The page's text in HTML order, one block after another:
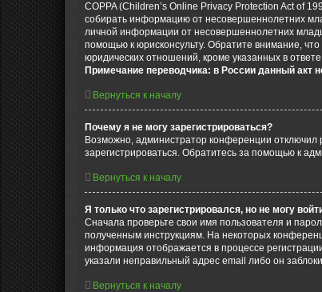
COPPA (Children’s Online Privacy Protection Act of
собирать информацию от несовершеннолетних
личной информации от несовершеннолетних
помощью к юрисконсульту. Обратите внимание,
юридических отношений, кроме указанных в
Примечание переводчика: в России данный акт
Вернуться к началу
Почему я не могу зарегистрироваться?
Возможно, администратор конференции отключил
зарегистрироваться. Обратитесь за помощью к
Вернуться к началу
Я только что зарегистрировался, но не могу
Сначала проверьте свои имя пользователя и
полученным инструкциям. На некоторых
информация отображается в процессе
указали неправильный адрес email либо он
Вернуться к началу